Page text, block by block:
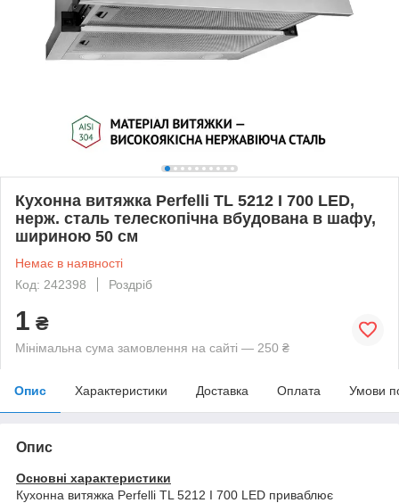
Кухонна витяжка Perfelli TL 5212 I 700 LED,
нерж. сталь телескопічна вбудована в шафу,
шириною 50 см
Немає в наявності
Код: 242398
Роздріб
1 ₴
Мінімальна сума замовлення на сайті — 250 ₴
Опис Характеристики Доставка Оплата Умови
Опис
Основні характеристики
Кухонна витяжка Perfelli TL 5212 I 700 LED приваблює